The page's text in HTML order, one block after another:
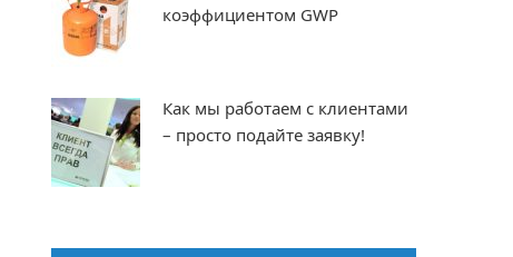
коэффициентом GWP
Как мы работаем с клиентами
– просто подайте заявку!